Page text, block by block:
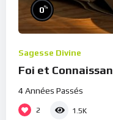
0%
Sagesse Divine
Foi et
4 Années Passés
2 1.5K